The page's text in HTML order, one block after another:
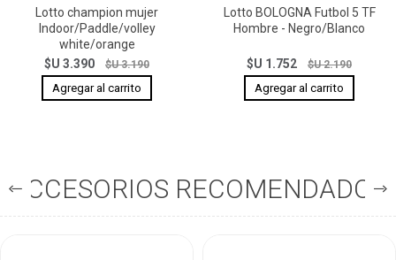
Lotto champion mujer
Indoor/Paddle/volley
white/orange
$U 3.390
$U 3.190
Lotto BOLOGNA Futbol 5 TF
Hombre - Negro/Blanco
$U 1.752 $U 2.190
ACCESORIOS RECOMENDADOS